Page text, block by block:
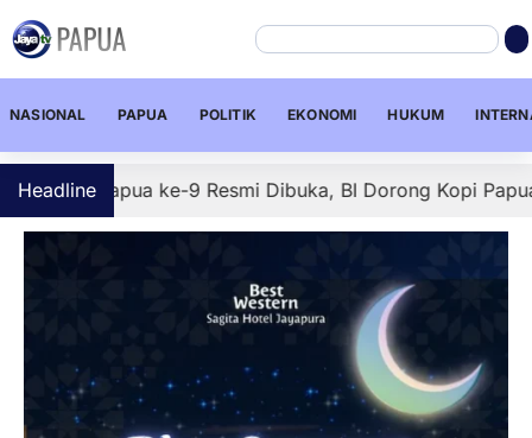
NASIONAL PAPUA POLITIK EKONOMI HUKUM
Headlineke-9 Resmi Dibuka, BI Dorong Kopi Papua Tembus